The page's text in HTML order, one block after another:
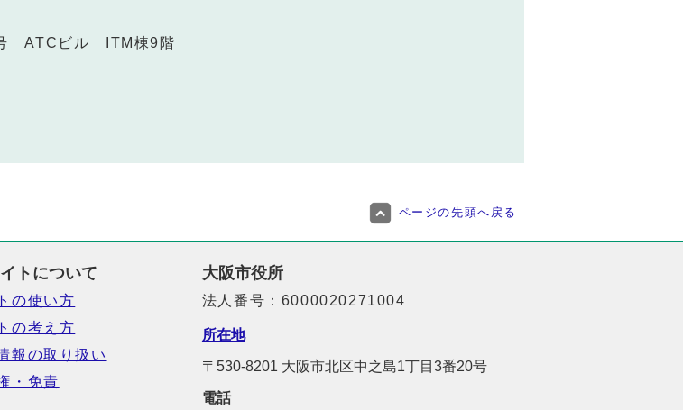
ATCビル ITM棟9階
ページの先頭へ戻る
トについて
の使い方
の考え方
報の取り扱い
・免責
大阪市役所
法人番号：6000020271004
所在地
〒530-8201 大阪市北区中之島1丁目3番20号
電話